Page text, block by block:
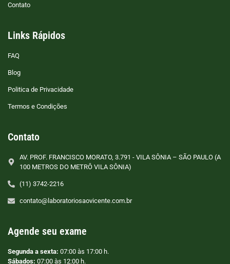
Contato
Links Rápidos
FAQ
Blog
Politica de Privacidade
Termos e Condições
Contato
AV. PROF. FRANCISCO MORATO, 3.791 - VILA SÔNIA – SÃO PAULO (A
100 METROS DO METRÔ VILA SÔNIA)
(11) 3742-2216
contato@laboratoriosaovicente.com.br
Agende seu exame
Segunda a sexta: 07:00 às 17:00 h.
Sábados: 07:00 às 12:00 h.